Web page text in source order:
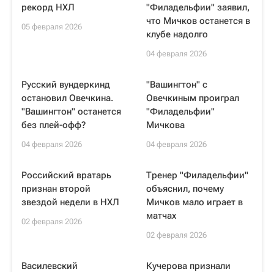
рекорд НХЛ
05 февраля 2026
"Филадельфии" заявил,
что Мичков останется в
клубе надолго
04 февраля 2026
Русский вундеркинд
остановил Овечкина.
"Вашингтон" останется
без плей-офф?
04 февраля 2026
"Вашингтон" с
Овечкиным проиграл
"Филадельфии"
Мичкова
04 февраля 2026
Российский вратарь
признан второй
звездой недели в НХЛ
02 февраля 2026
Тренер "Филадельфии"
объяснил, почему
Мичков мало играет в
матчах
02 февраля 2026
Василевский
Кучерова признали